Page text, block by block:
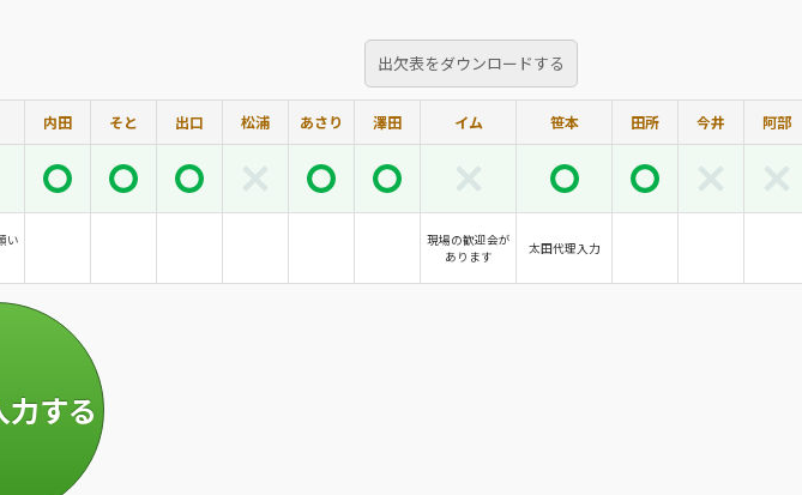
出欠表をダウンロードする
内田 そと 出口 松浦 あさり 澤田 イム 笹本 田所 今井 阿部
い
現場の歓迎会が
あります
太田代理入力